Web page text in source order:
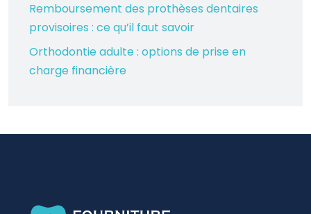
Remboursement des prothèses dentaires
provisoires : ce qu’il faut savoir
Orthodontie adulte : options de prise en
charge financière